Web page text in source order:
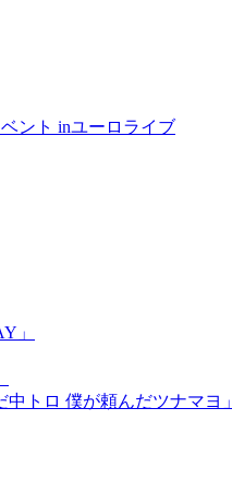
ント inユーロライブ
」
トロ 僕が頼んだツナマヨ」